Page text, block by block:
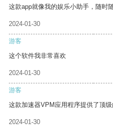
这款app就像我的娱乐小助手，随时
2024-01-30
游客
这个软件我非常喜欢
2024-01-30
游客
这款加速器VPM应用程序提供了顶级
2024-01-30